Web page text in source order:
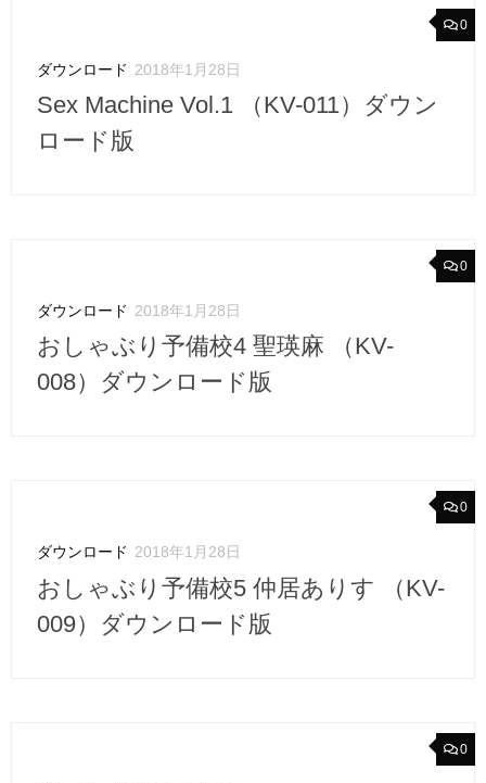
0
ダウンロード 2018年1月28日
Sex Machine Vol.1 （KV-011）ダウン
ロード版
0
ダウンロード 2018年1月28日
おしゃぶり予備校4 聖瑛麻 （KV-
008）ダウンロード版
0
ダウンロード 2018年1月28日
おしゃぶり予備校5 仲居ありす （KV-
009）ダウンロード版
0